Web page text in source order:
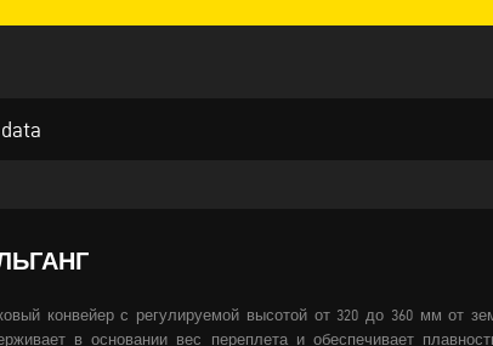
конвейер с регулируемой высотой от 320 до 360 мм от
в основании вес переплета и обеспечивает